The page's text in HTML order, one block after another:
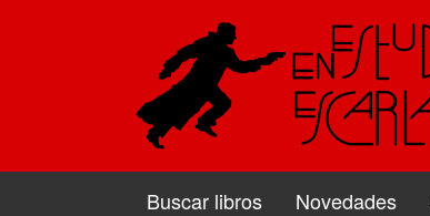
Buscar libros Novedades